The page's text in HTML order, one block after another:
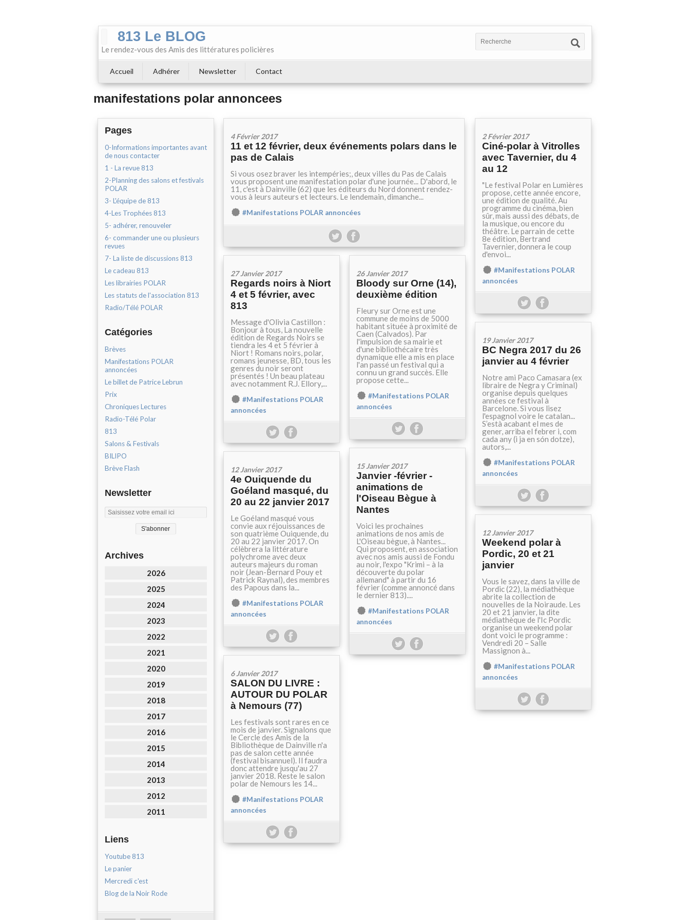
813 Le BLOG
Le rendez-vous des Amis des littératures policières
Accueil Adhérer Newsletter Contact
manifestations polar annoncees
Pages
0-Informations importantes avant
de nous contacter
1 - La revue 813
2-Planning des salons et festivals
POLAR
3- L'équipe de 813
4-Les Trophées 813
5- adhérer, renouveler
6- commander une ou plusieurs
revues
7- La liste de discussions 813
Le cadeau 813
Les librairies POLAR
Les statuts de l'association 813
Radio/Télé POLAR
Catégories
Brèves
Manifestations POLAR
annoncées
Le billet de Patrice Lebrun
Prix
Chroniques Lectures
Radio-Télé Polar
813
Salons & Festivals
BILIPO
Brève Flash
Newsletter
Archives
2026
2025
2024
2023
2022
2021
2020
2019
2018
2017
2016
2015
2014
2013
2012
2011
Liens
Youtube 813
Le panier
Mercredi c'est
Blog de la Noir Rode
4 Février 2017
11 et 12 février, deux événements polars dans le
pas de Calais
Si vous osez braver les intempéries;, deux villes du Pas de Calais
vous proposent une manifestation polar d'une journée... D'abord, le
11, c'est à Dainville (62) que les éditeurs du Nord donnent rendez-
vous à leurs auteurs et lecteurs. Le lendemain, dimanche...
#Manifestations POLAR annoncées
2 Février 2017
Ciné-polar à Vitrolles
avec Tavernier, du 4
au 12
"Le festival Polar en Lumières
propose, cette année encore,
une édition de qualité. Au
programme du cinéma, bien
sûr, mais aussi des débats, de
la musique, ou encore du
théâtre. Le parrain de cette
8e édition, Bertrand
Tavernier, donnera le coup
d'envoi...
#Manifestations POLAR
annoncées
27 Janvier 2017
Regards noirs à Niort
4 et 5 février, avec
813
Message d'Olivia Castillon :
Bonjour à tous, La nouvelle
édition de Regards Noirs se
tiendra les 4 et 5 février à
Niort ! Romans noirs, polar,
romans jeunesse, BD, tous les
genres du noir seront
présentés ! Un beau plateau
avec notamment R.J. Ellory,...
#Manifestations POLAR
annoncées
26 Janvier 2017
Bloody sur Orne (14),
deuxième édition
Fleury sur Orne est une
commune de moins de 5000
habitant située à proximité de
Caen (Calvados). Par
l'impulsion de sa mairie et
d'une bibliothécaire très
dynamique elle a mis en place
l'an passé un festival qui a
connu un grand succès. Elle
propose cette...
#Manifestations POLAR
annoncées
19 Janvier 2017
BC Negra 2017 du 26
janvier au 4 février
Notre ami Paco Camasara (ex
libraire de Negra y Criminal)
organise depuis quelques
années ce festival à
Barcelone. Si vous lisez
l'espagnol voire le catalan...
S’està acabant el mes de
gener, arriba el febrer i, com
cada any (i ja en són dotze),
autors,...
#Manifestations POLAR
annoncées
15 Janvier 2017
Janvier -février -
animations de
l'Oiseau Bègue à
Nantes
Voici les prochaines
animations de nos amis de
L'Oiseau bègue, à Nantes...
Qui proposent, en association
avec nos amis aussi de Fondu
au noir, l'expo "Krimi – à la
découverte du polar
allemand" à partir du 16
février (comme annoncé dans
le dernier 813)....
#Manifestations POLAR
annoncées
12 Janvier 2017
4e Ouiquende du
Goéland masqué, du
20 au 22 janvier 2017
Le Goéland masqué vous
convie aux réjouissances de
son quatrième Ouiquende, du
20 au 22 janvier 2017. On
célèbrera la littérature
polychrome avec deux
auteurs majeurs du roman
noir (Jean-Bernard Pouy et
Patrick Raynal), des membres
des Papous dans la...
#Manifestations POLAR
annoncées
12 Janvier 2017
Weekend polar à
Pordic, 20 et 21
janvier
Vous le savez, dans la ville de
Pordic (22), la médiathèque
abrite la collection de
nouvelles de la Noiraude. Les
20 et 21 janvier, la dite
médiathèque de l'Ic Pordic
organise un weekend polar
dont voici le programme :
Vendredi 20 – Salle
Massignon à...
#Manifestations POLAR
annoncées
6 Janvier 2017
SALON DU LIVRE :
AUTOUR DU POLAR
à Nemours (77)
Les festivals sont rares en ce
mois de janvier. Signalons que
le Cercle des Amis de la
Bibliothèque de Dainville n'a
pas de salon cette année
(festival bisannuel). Il faudra
donc attendre jusqu'au 27
janvier 2018. Reste le salon
polar de Nemours les 14...
#Manifestations POLAR
annoncées